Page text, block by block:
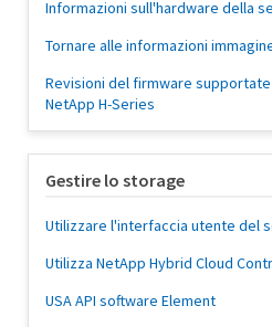
Informazioni sull'hardware della
Tornare alle informazioni
Revisioni del firmware
NetApp H-Series
Gestire lo storage
Utilizzare l'interfaccia utente del
Utilizza NetApp Hybrid Cloud
USA API software Element